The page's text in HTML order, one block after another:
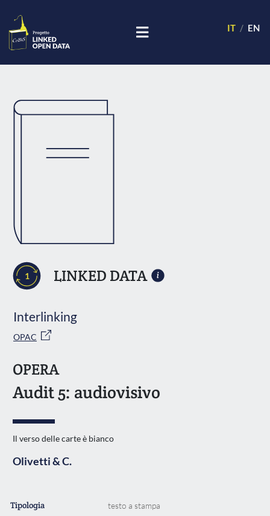
IT EN
1 LINKED DATA
Interlinking
OPAC
OPERA
Audit 5: audiovisivo
Il verso delle carte è bianco
Olivetti & C.
Tipologia testo a stampa